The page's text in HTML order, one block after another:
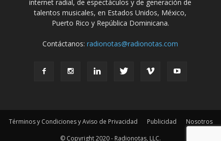
internet radial, de espectáculos y de generación de
talentos musicales, en Estados Unidos, México,
Puerto Rico y República Dominicana.
Contáctanos:radionotas@radionotas.com
Términos y Condiciones y Aviso de Privacidad Publicidad
Nosotros
© Copyright 2020 - Radionotas, LLC.